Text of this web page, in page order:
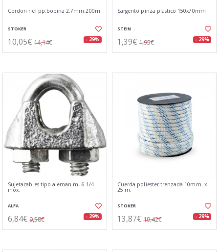
Cordon riel pp.bobina 2,7mm.200m
STOKER
10,05€ 14,14€ - 29%
Sargento pinza plastico 150x70mm
STEIN
1,39€ 1,95€ - 29%
Sujetacables tipo aleman m- 6 1/4
inox.
ALFA
6,84€ 9,58€ - 29%
Cuerda poliester trenzada 10mm. x
25 m.
STOKER
13,87€ 19,42€ - 29%